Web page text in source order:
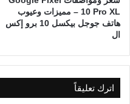
10 Pro XL – مميزات وعيوب
هاتف جوجل بيكسل 10 برو إكس
ال
اترك تعليقاً